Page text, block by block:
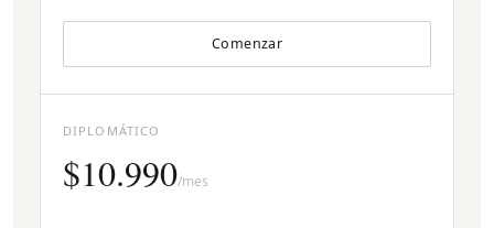
Comenzar
DIPLOMÁTICO
$10.990/mes